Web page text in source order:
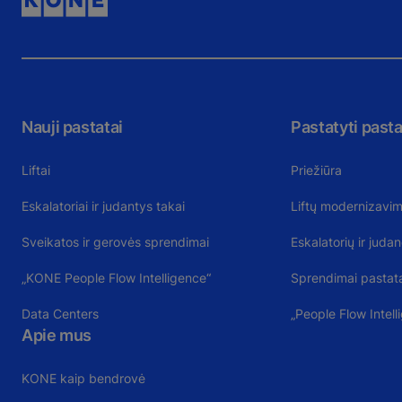
Nauji pastatai
Liftai
Eskalatoriai ir judantys takai
Sveikatos ir gerovės sprendimai
„KONE People Flow Intelligence“
Data Centers
Pastatyti
Priežiūra
Liftų
Eskalatorių ir
Sprendimai
„People Flow
Apie mus
KONE kaip bendrovė